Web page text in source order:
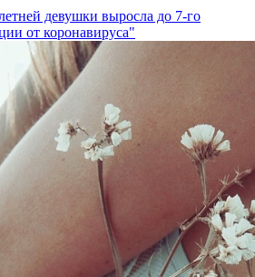
девушки выросла до 7-го
от коронавируса"